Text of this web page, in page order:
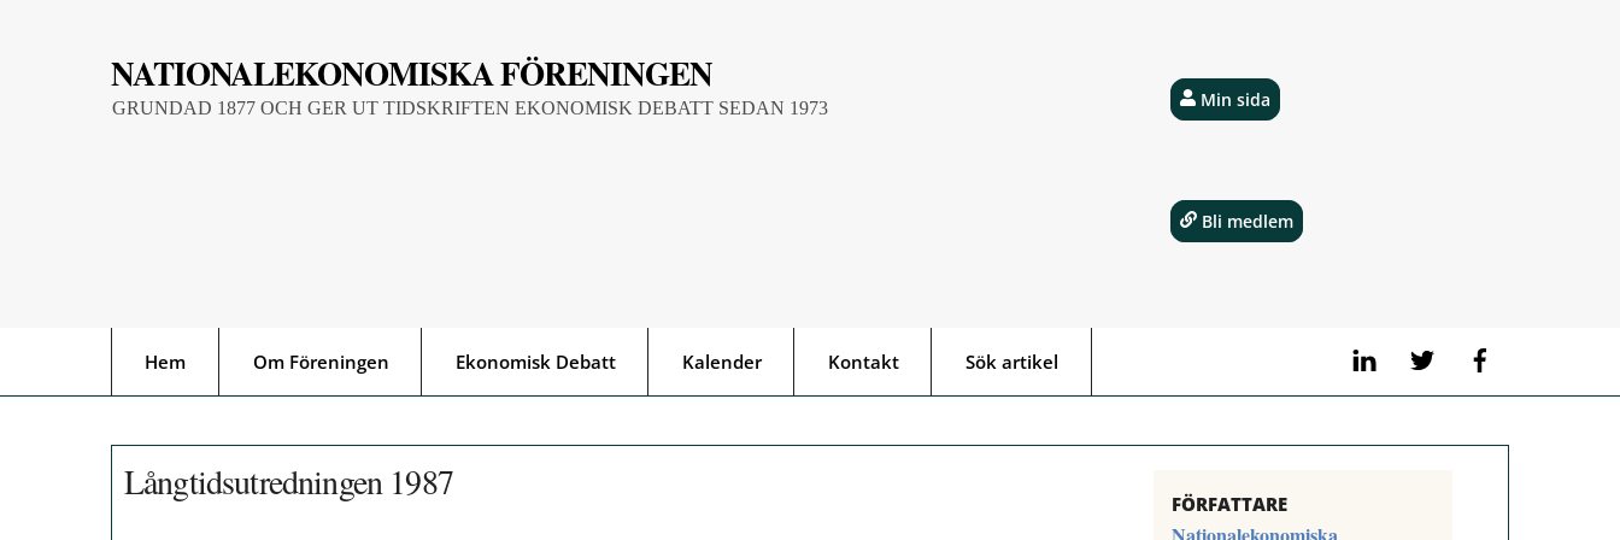
NATIONALEKONOMISKA FÖRENINGEN
GRUNDAD 1877 OCH GER UT TIDSKRIFTEN EKONOMISK DEBATT SEDAN 1973
LinkedIn Twitter
Hem Om Föreningen Ekonomisk Debatt Kalender Kontakt Sök artikel
Min sida
Bli medlem
Långtidsutredningen 1987 FÖRFATTARE